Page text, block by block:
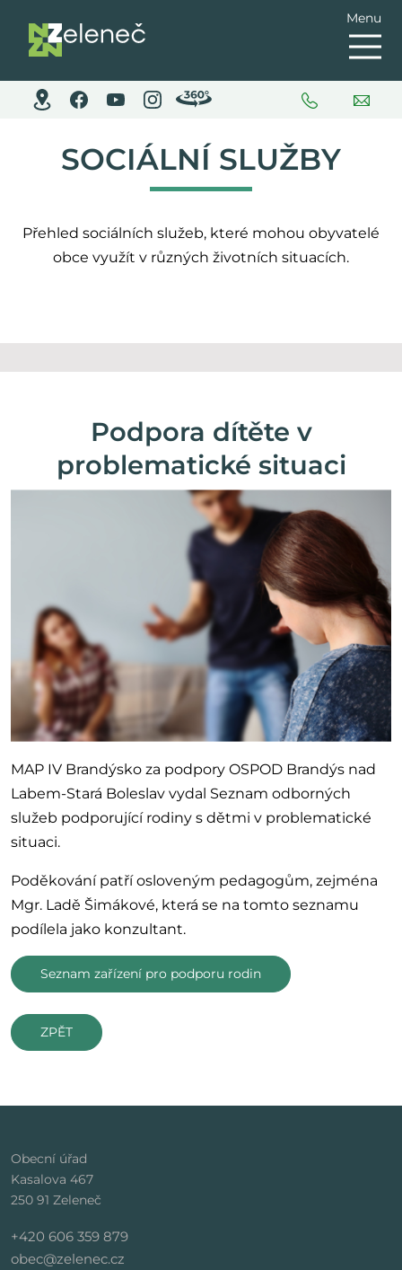
Menu
SOCIÁLNÍ SLUŽBY
Přehled sociálních služeb, které mohou obyvatelé
obce využít v různých životních situacích.
Podpora dítěte v
problematické situaci
MAP IV Brandýsko za podpory OSPOD Brandýs nad
Labem-Stará Boleslav vydal Seznam odborných
služeb podporující rodiny s dětmi v problematické
situaci.
Poděkování patří osloveným pedagogům, zejména
Mgr. Ladě Šimákové, která se na tomto seznamu
podílela jako konzultant.
Seznam zařízení pro podporu rodin
ZPĚT
Obecní úřad
Kasalova 467
250 91 Zeleneč
+420 606 359 879
obec@zelenec.cz